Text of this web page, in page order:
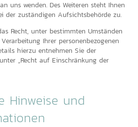
uns wenden. Des Weiteren steht Ihnen
der zuständigen Aufsichtsbehörde zu.
Recht, unter bestimmten Umständen
Ihrer personenbezogenen
hierzu entnehmen Sie der
„Recht auf Einschränkung der
Hinweise und